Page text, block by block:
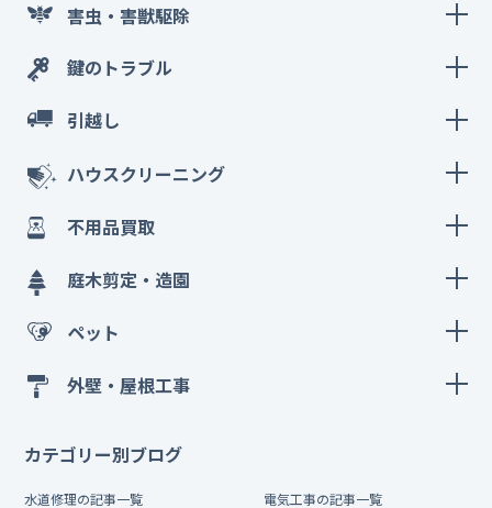
害虫・害獣駆除
鍵のトラブル
引越し
ハウスクリーニング
不用品買取
庭木剪定・造園
ペット
外壁・屋根工事
カテゴリー別ブログ
水道修理の記事一覧 電気工事の記事一覧